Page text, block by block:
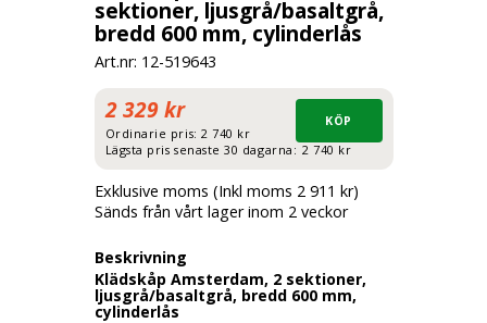
sektioner, ljusgrå/basaltgrå,
bredd 600 mm, cylinderlås
Art.nr: 12-519643
Ordinarie pris: 2 740 kr
2 329 kr
Lägsta pris senaste 30 dagarna: 2 740 kr
Exklusive moms (Inkl moms 2 911 kr)
Sänds från vårt lager inom 2 veckor
Beskrivning
Klädskåp Amsterdam, 2 sektioner,
ljusgrå/basaltgrå, bredd 600 mm,
cylinderlås